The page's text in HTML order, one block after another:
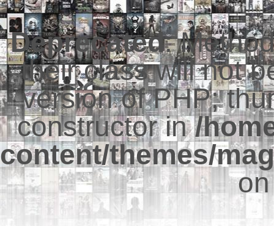
Deprecated:
their class will not
version of PHP;
constructor in/
content/themes/